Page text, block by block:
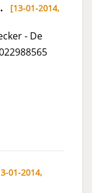
[13-01-2014,
- De
01-2014,